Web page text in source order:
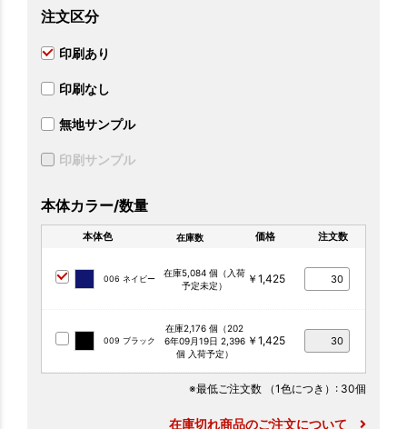
注文区分
印刷あり
印刷なし
無地サンプル
印刷サンプル
本体カラー/数量
本体色 在庫数 価格 注文数
006 ネイビー
在庫5,084 個（入荷
予定未定）
￥1,425
009 ブラック
在庫2,176 個（202
6年09月19日 2,396
個 入荷予定）
￥1,425
※最低ご注文数 （1色につき） : 30個
在庫切れ商品のご注文について